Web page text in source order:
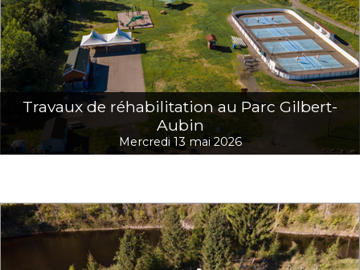
Travaux de réhabilitation au Parc Gilbert-
Aubin
Mercredi 13 mai 2026